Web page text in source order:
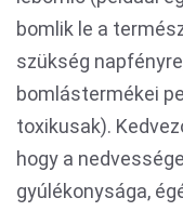
bomlik le a
szükség
bomlástermékei
toxikusak).
hogy a
gyúlékonysága,